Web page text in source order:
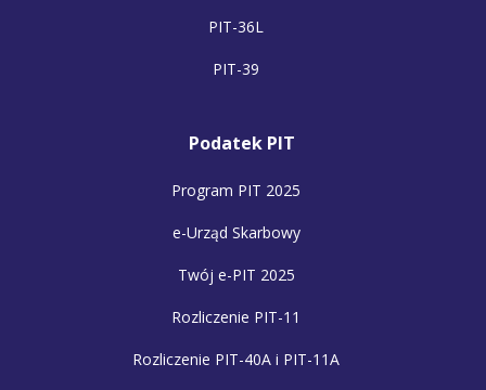
PIT-36L
PIT-39
Podatek PIT
Program PIT 2025
e-Urząd Skarbowy
Twój e-PIT 2025
Rozliczenie PIT-11
Rozliczenie PIT-40A i PIT-11A